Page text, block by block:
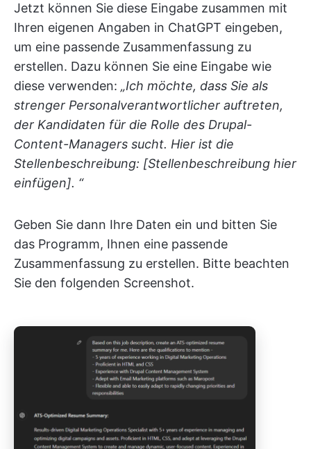
Jetzt können Sie diese Eingabe zusammen mit
Ihren eigenen Angaben in ChatGPT eingeben,
um eine passende Zusammenfassung zu
erstellen. Dazu können Sie eine Eingabe wie
diese verwenden: „Ich möchte, dass Sie als
strenger Personalverantwortlicher auftreten,
der Kandidaten für die Rolle des Drupal-
Content-Managers sucht. Hier ist die
Stellenbeschreibung: [Stellenbeschreibung hier
einfügen]. “
Geben Sie dann Ihre Daten ein und bitten Sie
das Programm, Ihnen eine passende
Zusammenfassung zu erstellen. Bitte beachten
Sie den folgenden Screenshot.